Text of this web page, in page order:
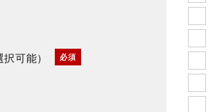
可能） 必須